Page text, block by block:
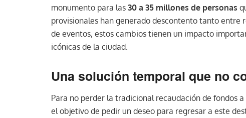
monumento para las 30 a 35 millones de personas
provisionales han generado descontento tanto entre
de eventos, estos cambios tienen un impacto
icónicas de la ciudad.
Una solución temporal que no
Para no perder la tradicional recaudación de fondos
el objetivo de pedir un deseo para regresar a este